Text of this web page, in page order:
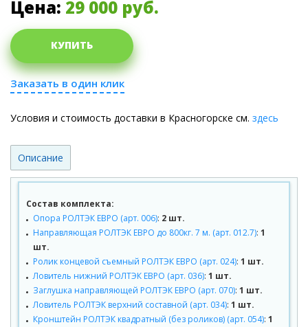
Цена: 29 000 руб.
КУПИТЬ
Заказать в один клик
Условия и стоимость доставки в Красногорске см. здесь
Описание
Состав комплекта:
Опора РОЛТЭК ЕВРО (арт. 006): 2 шт.
Направляющая РОЛТЭК ЕВРО до 800кг. 7 м. (арт. 012.7): 1
шт.
Ролик концевой съемный РОЛТЭК ЕВРО (арт. 024): 1 шт.
Ловитель нижний РОЛТЭК ЕВРО (арт. 036): 1 шт.
Заглушка направляющей РОЛТЭК ЕВРО (арт. 070): 1 шт.
Ловитель РОЛТЭК верхний составной (арт. 034): 1 шт.
Кронштейн РОЛТЭК квадратный (без роликов) (арт. 054): 1